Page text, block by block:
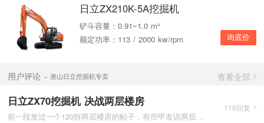
日立ZX210K-5A挖掘机
铲斗容量：0.91~1.0 m³
额定功率：113 / 2000 kw/rpm
询底价
用户评论 唐山日立挖掘机专卖 查看全部
日立ZX70挖掘机 决战两层楼房
前一段发过一个120拆两层楼房的帖子，有些甲友说两层房子70机完
119回复